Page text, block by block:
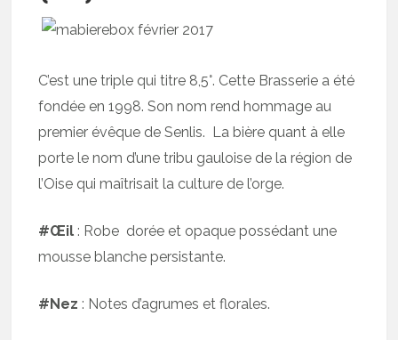
C’est une triple qui titre 8,5°. Cette Brasserie a été
fondée en 1998. Son nom rend hommage au
premier évêque de Senlis. La bière quant à elle
porte le nom d’une tribu gauloise de la région de
l’Oise qui maîtrisait la culture de l’orge.
#Œil : Robe dorée et opaque possédant une
mousse blanche persistante.
#Nez : Notes d’agrumes et florales.